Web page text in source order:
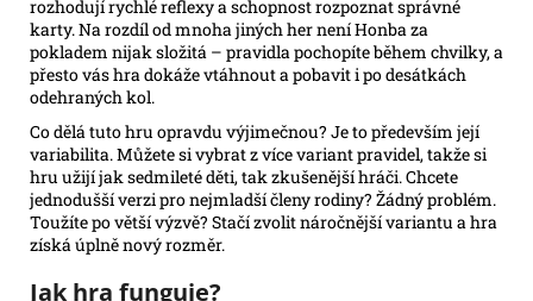
rozhodují rychlé reflexy a schopnost rozpoznat správné
karty. Na rozdíl od mnoha jiných her není Honba za
pokladem nijak složitá – pravidla pochopíte během chvilky, a
přesto vás hra dokáže vtáhnout a pobavit i po desátkách
odehraných kol.
Co dělá tuto hru opravdu výjimečnou? Je to především její
variabilita. Můžete si vybrat z více variant pravidel, takže si
hru užijí jak sedmileté děti, tak zkušenější hráči. Chcete
jednodušší verzi pro nejmladší členy rodiny? Žádný problém.
Toužíte po větší výzvě? Stačí zvolit náročnější variantu a hra
získá úplně nový rozměr.
Jak hra funguje?